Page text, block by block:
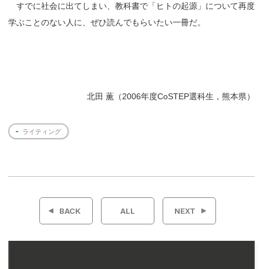
すでに社会に出てしまい、教科書で「ヒトの起源」について再度
学ぶことのない人に、ぜひ読んでもらいたい一冊だ。
北田 薫（2006年度CoSTEP選科生，熊本県）
ライティング
投
BACK ALL NEXT